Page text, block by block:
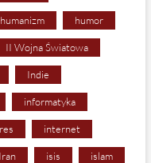
humanizm humor
II Wojna Światowa
Indie
informatyka
internet
Iran isis islam